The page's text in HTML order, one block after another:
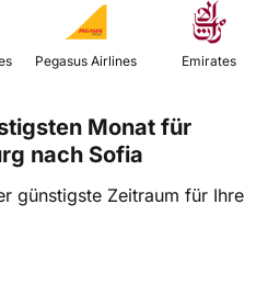
Austrian Airlines Emirates
Monat für
nach Sofia
günstigste Zeitraum für Ihre